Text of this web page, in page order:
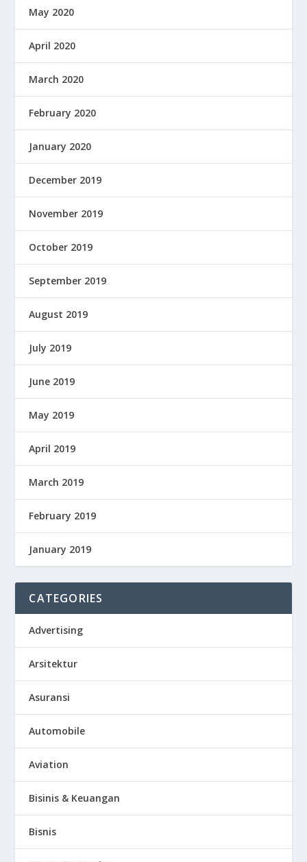
May 2020
April 2020
March 2020
February 2020
January 2020
December 2019
November 2019
October 2019
September 2019
August 2019
July 2019
June 2019
May 2019
April 2019
March 2019
February 2019
January 2019
CATEGORIES
Advertising
Arsitektur
Asuransi
Automobile
Aviation
Bisinis & Keuangan
Bisnis